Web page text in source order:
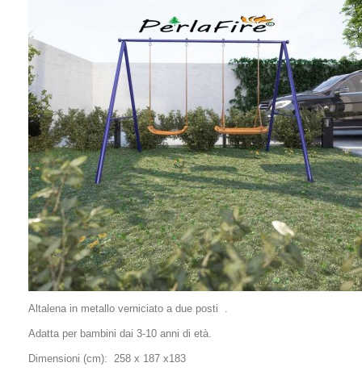
Altalena in metallo verniciato a due posti .
Adatta per bambini dai 3-10 anni di età.
Dimensioni (cm): 258 x 187 x183